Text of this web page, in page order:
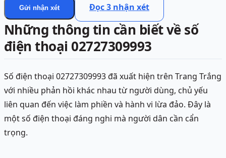
Gửi nhận xét Đọc3 nhận xét
Những thông tin cần biết về số
điện thoại 02727309993
Số điện thoại 02727309993 đã xuất hiện trên Trang Trắng
với nhiều phản hồi khác nhau từ người dùng, chủ yếu
liên quan đến việc làm phiền và hành vi lừa đảo. Đây là
một số điện thoại đáng nghi mà người dân cần cẩn
trọng.